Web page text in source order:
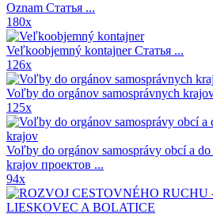
Oznam Статья ...
180x
Veľkoobjemný kontajnerСтатья ...
126x
Voľby do orgánov samosprávnych
125x
Voľby do orgánov samosprávy obcí a
krajov проектов ...
94x